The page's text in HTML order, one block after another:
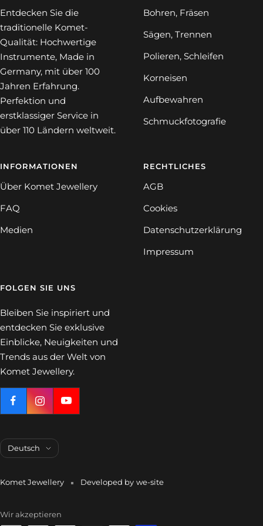
Entdecken Sie die
traditionelle Komet-
Qualität: Hochwertige
Instrumente, Made in
Germany, mit über 100
Jahren Erfahrung.
Perfektion und
erstklassiger Service in
über 110 Ländern weltweit.
Bohren, Fräsen
Sägen, Trennen
Polieren, Schleifen
Korneisen
Aufbewahren
Schmuckfotografie
INFORMATIONEN
Über Komet Jewellery
FAQ
Medien
RECHTLICHES
AGB
Cookies
Datenschutzerklärung
Impressum
FOLGEN SIE UNS
Bleiben Sie inspiriert und
entdecken Sie exklusive
Einblicke, Neuigkeiten und
Trends aus der Welt von
Komet Jewellery.
Sprache
Deutsch
Komet Jewellery Developed by we-site
Wir akzeptieren